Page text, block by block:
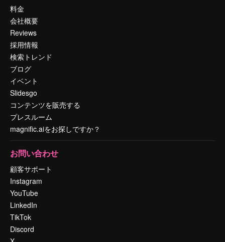
料金
会社概要
Reviews
採用情報
検索トレンド
ブログ
イベント
Slidesgo
コンテンツを販売する
プレスルーム
magnific.aiをお探しですか？
お問い合わせ
顧客サポート
Instagram
YouTube
LinkedIn
TikTok
Discord